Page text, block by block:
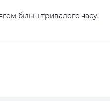
більш тривалого часу,